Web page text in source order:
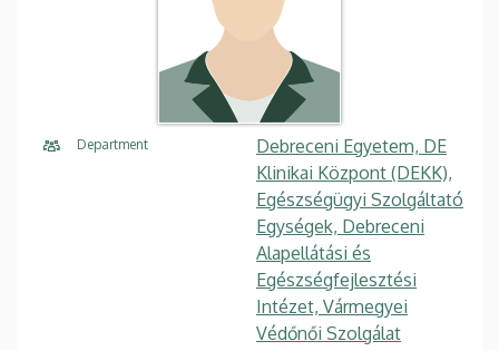
Department
Debreceni Egyetem, DE
Klinikai Központ (DEKK),
Egészségügyi Szolgáltató
Egységek, Debreceni
Alapellátási és
Egészségfejlesztési
Intézet, Vármegyei
Védőnői Szolgálat